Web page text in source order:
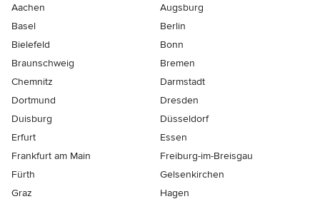
Aachen
Augsburg
Basel
Berlin
Bielefeld
Bonn
Braunschweig
Bremen
Chemnitz
Darmstadt
Dortmund
Dresden
Duisburg
Düsseldorf
Erfurt
Essen
Frankfurt am Main
Freiburg-im-Breisgau
Fürth
Gelsenkirchen
Graz
Hagen